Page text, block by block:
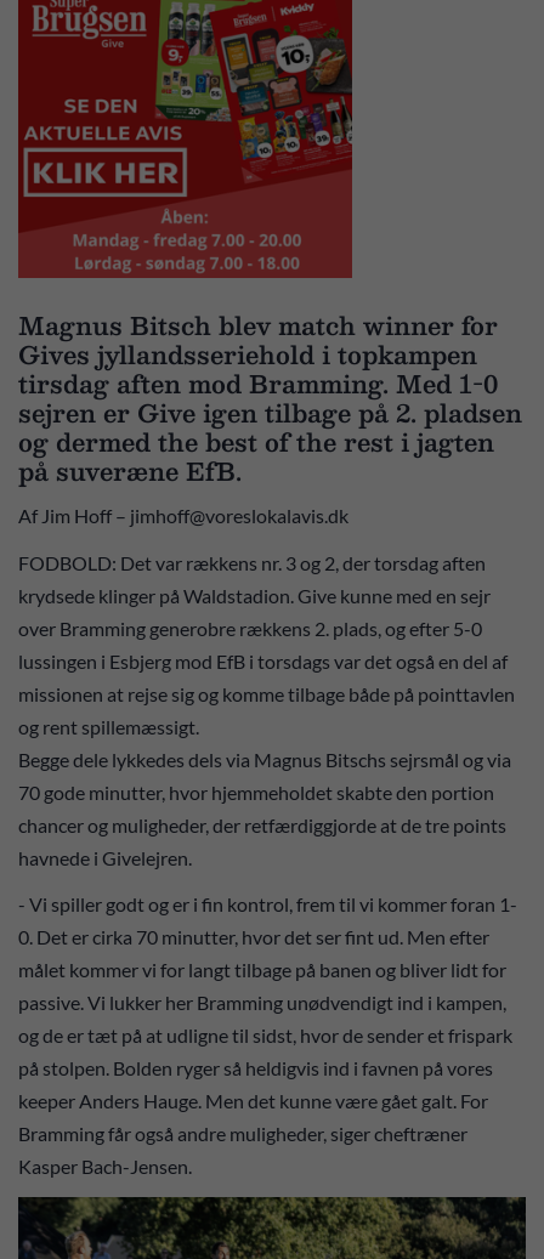
Magnus Bitsch blev match winner for
Gives jyllandsseriehold i topkampen
tirsdag aften mod Bramming. Med 1-0
sejren er Give igen tilbage på 2. pladsen
og dermed the best of the rest i jagten
på suveræne EfB.
Af Jim Hoff – jimhoff@voreslokalavis.dk
FODBOLD: Det var rækkens nr. 3 og 2, der torsdag aften
krydsede klinger på Waldstadion. Give kunne med en sejr
over Bramming generobre rækkens 2. plads, og efter 5-0
lussingen i Esbjerg mod EfB i torsdags var det også en del af
missionen at rejse sig og komme tilbage både på pointtavlen
og rent spillemæssigt.
Begge dele lykkedes dels via Magnus Bitschs sejrsmål og via
70 gode minutter, hvor hjemmeholdet skabte den portion
chancer og muligheder, der retfærdiggjorde at de tre points
havnede i Givelejren.
- Vi spiller godt og er i fin kontrol, frem til vi kommer foran 1-
0. Det er cirka 70 minutter, hvor det ser fint ud. Men efter
målet kommer vi for langt tilbage på banen og bliver lidt for
passive. Vi lukker her Bramming unødvendigt ind i kampen,
og de er tæt på at udligne til sidst, hvor de sender et frispark
på stolpen. Bolden ryger så heldigvis ind i favnen på vores
keeper Anders Hauge. Men det kunne være gået galt. For
Bramming får også andre muligheder, siger cheftræner
Kasper Bach-Jensen.